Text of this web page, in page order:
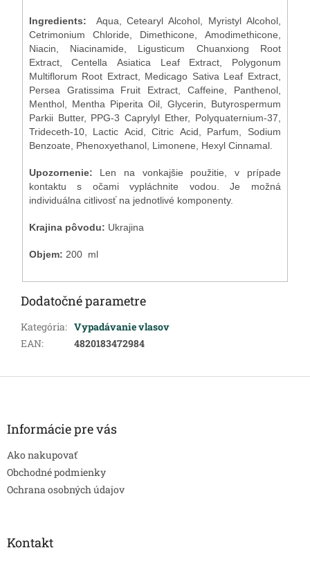
Ingredients:
Aqua, Cetearyl Alcohol, Myristyl Alcohol,
Cetrimonium Chloride, Dimethicone, Amodimethicone,
Niacin, Niacinamide, Ligusticum Chuanxiong Root
Extract, Centella Asiatica Leaf Extract, Polygonum
Multiflorum Root Extract, Medicago Sativa Leaf Extract,
Persea Gratissima Fruit Extract, Caffeine, Panthenol,
Menthol, Mentha Piperita Oil, Glycerin, Butyrospermum
Parkii Butter, PPG-3 Caprylyl Ether, Polyquaternium-37,
Trideceth-10, Lactic Acid, Citric Acid, Parfum, Sodium
Benzoate, Phenoxyethanol, Limonene, Hexyl Cinnamal.
Upozornenie: Len na vonkajšie použitie, v prípade
kontaktu s očami vypláchnite vodou. Je možná
individuálna citlivosť na jednotlivé komponenty.
Krajina pôvodu: Ukrajina
Objem: 200 ml
Dodatočné parametre
Kategória: Vypadávanie vlasov
EAN: 4820183472984
Informácie pre vás
Ako nakupovať
Obchodné podmienky
Ochrana osobných údajov
Kontakt